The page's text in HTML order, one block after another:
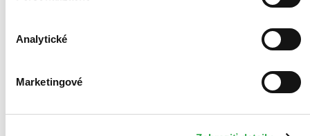
Analytické
Marketingové
397 produktov